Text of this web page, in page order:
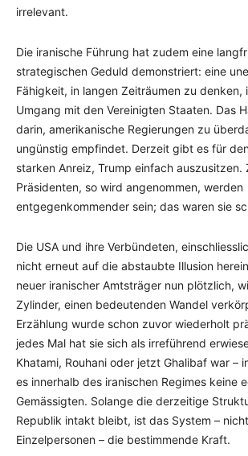
irrelevant.
Die iranische Führung hat zudem eine
strategischen Geduld demonstriert: eine
Fähigkeit, in langen Zeiträumen zu denken,
Umgang mit den Vereinigten Staaten. Das
darin, amerikanische Regierungen zu
ungünstig empfindet. Derzeit gibt es für
starken Anreiz, Trump einfach auszusitzen.
Präsidenten, so wird angenommen, werden
entgegenkommender sein; das waren sie
Die USA und ihre Verbündeten,
nicht erneut auf die abstaubte Illusion
neuer iranischer Amtsträger nun plötzlich,
Zylinder, einen bedeutenden Wandel
Erzählung wurde schon zuvor wiederholt
jedes Mal hat sie sich als irreführend
Khatami, Rouhani oder jetzt Ghalibaf war –
es innerhalb des iranischen Regimes keine
Gemässigten. Solange die derzeitige
Republik intakt bleibt, ist das System –
Einzelpersonen – die bestimmende Kraft.